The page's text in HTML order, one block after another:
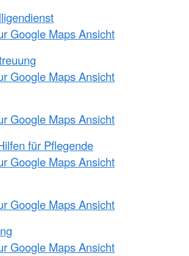
Google Maps Ansicht
Google Maps Ansicht
Google Maps Ansicht
für Pflegende
Google Maps Ansicht
Google Maps Ansicht
Google Maps Ansicht